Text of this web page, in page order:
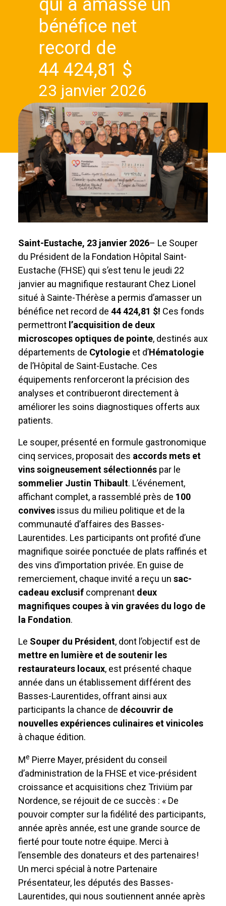
qui a amassé un
bénéfice net
record de
44 424,81 $
23 janvier 2026
Saint-Eustache, 23 janvier 2026– Le Souper
du Président de la Fondation Hôpital Saint-
Eustache (FHSE) qui s’est tenu le jeudi 22
janvier au magnifique restaurant Chez Lionel
situé à Sainte-Thérèse a permis d’amasser un
bénéfice net record de 44424,81 $! Ces fonds
permettront l’acquisition de deux
microscopes optiques de pointe, destinés aux
départements de Cytologie et d’Hématologie
de l’Hôpital de Saint-Eustache. Ces
équipements renforceront la précision des
analyses et contribueront directement à
améliorer les soins diagnostiques offerts aux
patients.
Le souper, présenté en formule gastronomique
cinq services, proposait des accords mets et
vins soigneusement sélectionnés par le
sommelier Justin Thibault. L’événement,
affichant complet, a rassemblé près de 100
convives issus du milieu politique et de la
communauté d’affaires des Basses-
Laurentides. Les participants ont profité d’une
magnifique soirée ponctuée de plats raffinés et
des vins d’importation privée. En guise de
remerciement, chaque invité a reçu un sac-
cadeau exclusif comprenant deux
magnifiques coupes à vin gravées du logo de
la Fondation.
Le Souper du Président, dont l’objectif est de
mettre en lumière et de soutenir les
restaurateurs locaux, est présenté chaque
année dans un établissement différent des
Basses-Laurentides, offrant ainsi aux
participants la chance de découvrir de
nouvelles expériences culinaires et vinicoles
à chaque édition.
Me Pierre Mayer, président du conseil
d’administration de la FHSE et vice-président
croissance et acquisitions chez Triviüm par
Nordence, se réjouit de ce succès : « De
pouvoir compter sur la fidélité des participants,
année après année, est une grande source de
fierté pour toute notre équipe. Merci à
l’ensemble des donateurs et des partenaires!
Un merci spécial à notre Partenaire
Présentateur, les députés des Basses-
Laurentides, qui nous soutiennent année après